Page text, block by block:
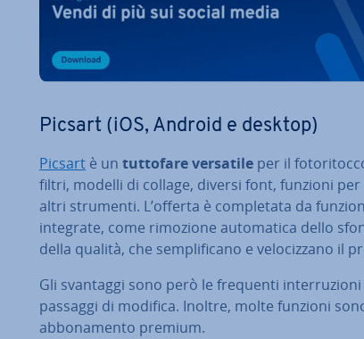
Picsart (iOS, Android e desktop)
Picsart è un tuttofare versatile per il
filtri, modelli di collage, diversi font, funzioni
altri strumenti. L’offerta è com­ple­ta­ta da
integrate, come rimozione au­to­ma­ti­ca dello
della qualità, che sem­pli­fi­ca­no e ve­lo­ciz­za­no il
Gli svantaggi sono però le frequenti
passaggi di modifica. Inoltre, molte funzioni
ab­bo­na­men­to premium.